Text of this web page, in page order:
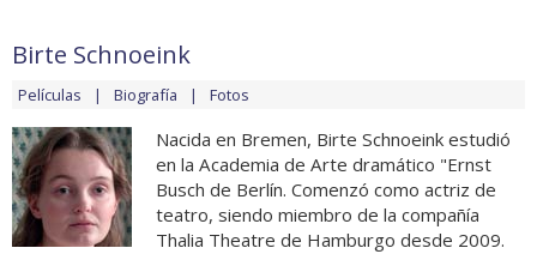
Birte Schnoeink
Películas Biografía Fotos
Nacida en Bremen, Birte Schnoeink estudió
en la Academia de Arte dramático "Ernst
Busch de Berlín. Comenzó como actriz de
teatro, siendo miembro de la compañía
Thalia Theatre de Hamburgo desde 2009.